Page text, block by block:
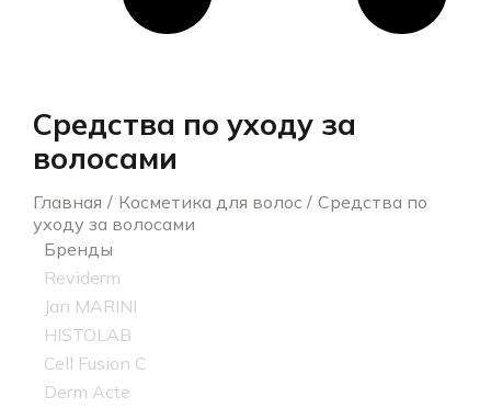
Средства по уходу за
волосами
Главная Косметика для волос
Средства по
уходу за волосами
Бренды
Reviderm
Jan MARINI
HISTOLAB
Cell Fusion C
Derm Acte